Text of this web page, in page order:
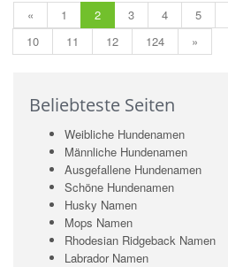
« 1 2 3 4 5
10
11 12
124
»
Beliebteste Seiten
Weibliche Hundenamen
Männliche Hundenamen
Ausgefallene Hundenamen
Schöne Hundenamen
Husky Namen
Mops Namen
Rhodesian Ridgeback Namen
Labrador Namen